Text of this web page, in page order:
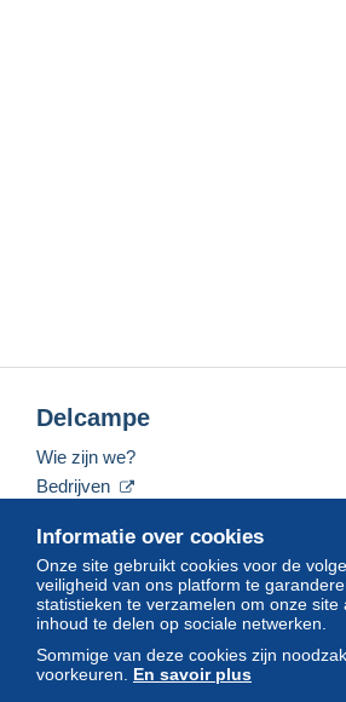
Informatie over cookies
Onze site gebruikt cookies voor de
veiligheid van ons platform te
statistieken te verzamelen om onze
inhoud te delen op sociale netwerken.
Sommige van deze cookies zijn
voorkeuren. En savoir plus
Delcampe
Wie zijn we?
Bedrijven
Neem contact met ons op